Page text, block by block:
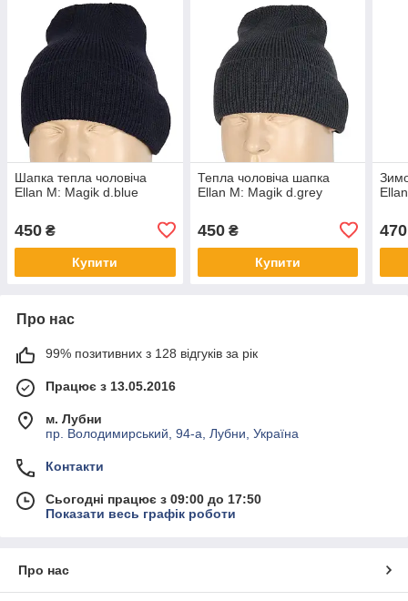
Шапка тепла чоловіча
Ellan M: Magik d.blue
450 ₴
Купити
Тепла чоловіча шапка
Ellan M: Magik d.grey
450₴
Купити
470
Про нас
99% позитивних з 128 відгуків за рік
Працює з 13.05.2016
м. Лубни
пр. Володимирський, 94-а, Лубни, Україна
Контакти
Сьогодні працює з 09:00 до 17:50
Показати весь графік роботи
Про нас